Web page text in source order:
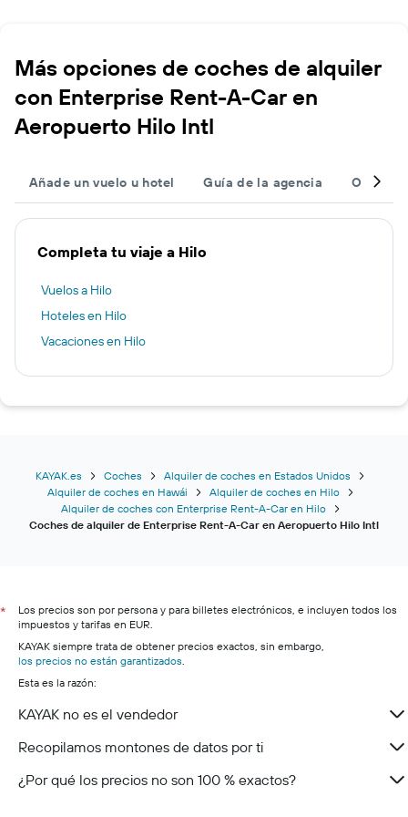
Más opciones de coches de alquiler
con Enterprise Rent-A-Car en
Aeropuerto Hilo Intl
Añade un vuelo u hotel Guía de la agencia Otras
Completa tu viaje a Hilo
Vuelos a Hilo
Hoteles en Hilo
Vacaciones en Hilo
KAYAK.es Coches
Alquiler de coches en Estados Unidos
Alquiler de coches en Hawái
Alquiler de coches en Hilo
Alquiler de coches con Enterprise Rent-A-Car en Hilo
Coches de alquiler de Enterprise Rent-A-Car en Aeropuerto Hilo Intl
*
Los precios son por persona y para billetes electrónicos, e incluyen todos los
impuestos y tarifas en EUR.
KAYAK siempre trata de obtener precios exactos, sin embargo,
los precios no están garantizados
Esta es la razón:
KAYAK no es el vendedor
Recopilamos montones de datos por ti
¿Por qué los precios no son 100 % exactos?